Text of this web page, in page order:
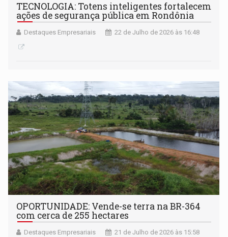
TECNOLOGIA: Totens inteligentes fortalecem
ações de segurança pública em Rondônia
Destaques Empresariais 22 de Julho de 2026 às 16:48
OPORTUNIDADE: Vende-se terra na BR-364
com cerca de 255 hectares
Destaques Empresariais 21 de Julho de 2026 às 15:58